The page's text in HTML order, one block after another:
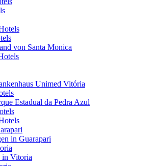
von Santa Monica
Unimed Vitória
Estadual da Pedra Azul
in Guarapari
in Vitoria